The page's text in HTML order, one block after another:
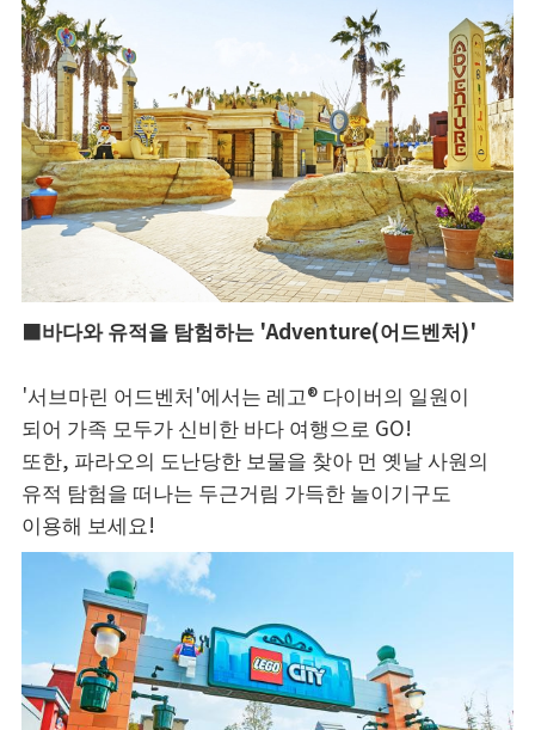
■바다와 유적을 탐험하는 'Adventure(어드벤처)'
'서브마린 어드벤처'에서는 레고® 다이버의 일원이
되어 가족 모두가 신비한 바다 여행으로 GO!
또한, 파라오의 도난당한 보물을 찾아 먼 옛날 사원의
유적 탐험을 떠나는 두근거림 가득한 놀이기구도
이용해 보세요!